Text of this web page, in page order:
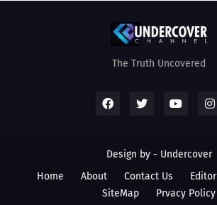
The Truth Uncovered
Design by - Undercover
Home
About Contact Us Editor
SiteMap
Prvacy Policy